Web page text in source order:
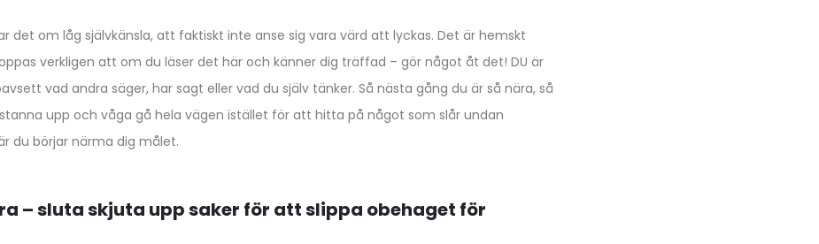
det om låg självkänsla, att faktiskt inte anse sig vara värd att lyckas. Det är hemskt
verkligen att om du läser det här och känner dig träffad – gör något åt det! DU är
vad andra säger, har sagt eller vad du själv tänker. Så nästa gång du är så nära, så
upp och våga gå hela vägen istället för att hitta på något som slår undan
du börjar närma dig målet.
– sluta skjuta upp saker för att slippa obehaget för